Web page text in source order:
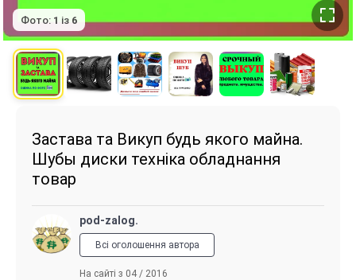
Фото: 1 із 6
Застава та Викуп будь якого майна.
Шубы диски техніка обладнання
товар
pod-zalog.
Всі оголошення автора
На сайті з 04 / 2016